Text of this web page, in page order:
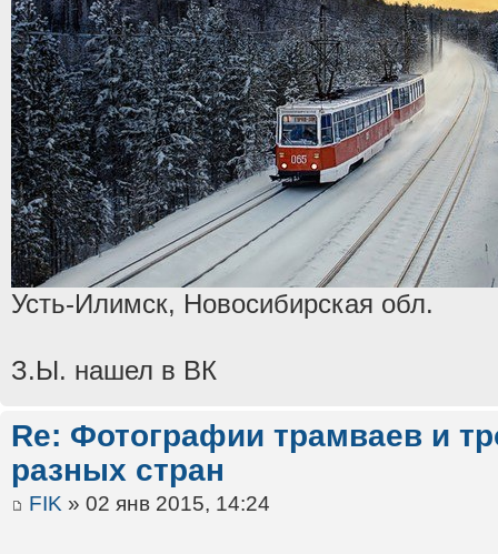
Усть-Илимск, Новосибирская обл.
З.Ы. нашел в ВК
Re: Фотографии трамваев и
разных стран
FIK » 02 янв 2015, 14:24